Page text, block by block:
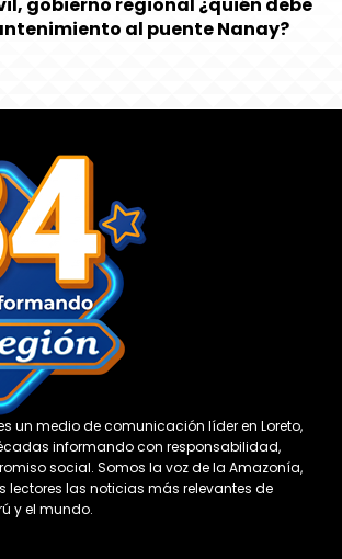
gobierno regional ¿quién debe
al puente Nanay?
un medio de comunicación líder en Loreto,
informando con responsabilidad,
social. Somos la voz de la Amazonía,
lectores las noticias más relevantes de
y el mundo.